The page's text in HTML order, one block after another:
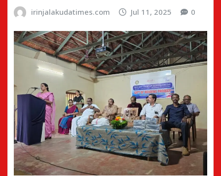
irinjalakudatimes.com Jul 11, 2025 0